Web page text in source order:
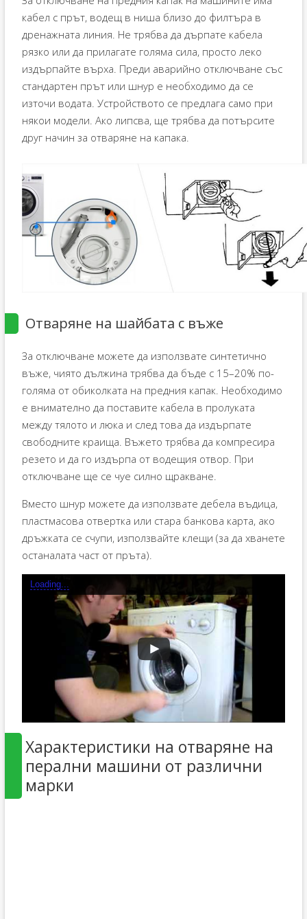
кабел с прът, водещ в ниша близо до филтъра в
дренажната линия. Не трябва да дърпате кабела
рязко или да прилагате голяма сила, просто леко
издърпайте върха. Преди аварийно отключване със
стандартен прът или шнур е необходимо да се
източи водата. Устройството се предлага само при
някои модели. Ако липсва, ще трябва да потърсите
друг начин за отваряне на капака.
Отваряне на шайбата с въже
За отключване можете да използвате синтетично
въже, чиято дължина трябва да бъде с 15–20% по-
голяма от обиколката на предния капак. Необходимо
е внимателно да поставите кабела в пролуката
между тялото и люка и след това да издърпате
свободните краища. Въжето трябва да компресира
резето и да го издърпа от водещия отвор. При
отключване ще се чуе силно щракване.
Вместо шнур можете да използвате дебела въдица,
пластмасова отвертка или стара банкова карта, ако
дръжката се счупи, използвайте клещи (за да хванете
останалата част от пръта).
Loading...
Характеристики на отваряне на
перални машини от различни
марки